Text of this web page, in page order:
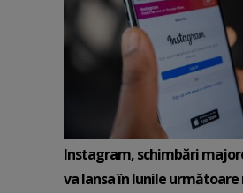
Instagram, schimbări
va lansa în lunile următoare